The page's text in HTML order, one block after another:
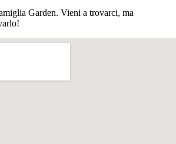
Garden. Vieni a trovarci, ma